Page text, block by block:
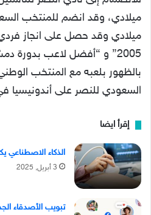
ميلادي وقد حصل على انجاز
بالظهور بلعبه مع المنتخب
السعودي للنصر على أندونيسيا في العام
إقرأ ايضا
الذكاء
3 أبريل, 2025